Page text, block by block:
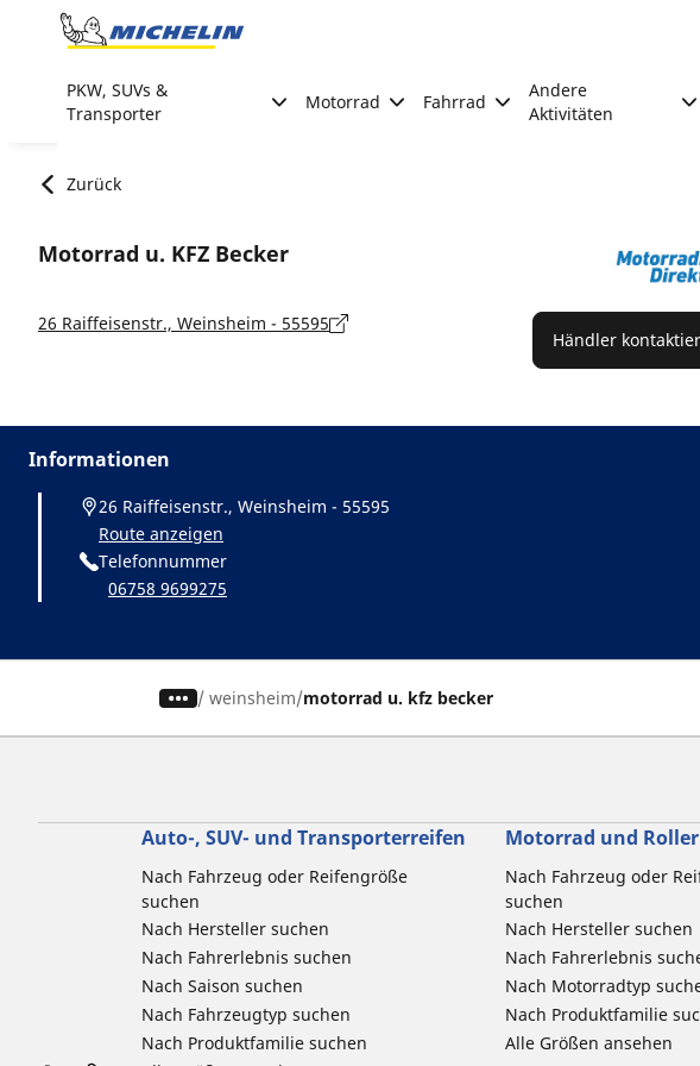
Go to page content
PKW, SUVs &
Transporter
Motorrad Fahrrad
Andere
Aktivitäten
Zurück
Motorrad u. KFZ Becker
26 Raiffeisenstr., Weinsheim - 55595
Händler
Informationen
26 Raiffeisenstr., Weinsheim - 55595
Route anzeigen
Telefonnummer
06758 9699275
/ weinsheim motorrad u. kfz becker
Auto-, SUV- und Transporterreifen
Nach Fahrzeug oder Reifengröße
suchen
Nach Hersteller suchen
Nach Fahrerlebnis suchen
Nach Saison suchen
Nach Fahrzeugtyp suchen
Nach Produktfamilie suchen
Motorrad und
Nach Fahrzeug oder
suchen
Nach Hersteller suchen
Nach Fahrerlebnis
Nach Motorradtyp
Nach Produktfamilie
Alle Größen ansehen